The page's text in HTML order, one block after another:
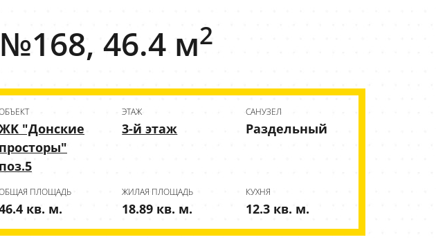
46.4 м2
"Донские
просторы"
поз.5
ЭТАЖ
3-й этаж
CАНУЗЕЛ
Раздельный
ПЛОЩАДЬ
кв. м.
ЖИЛАЯ ПЛОЩАДЬ
18.89 кв. м.
КУХНЯ
12.3 кв. м.